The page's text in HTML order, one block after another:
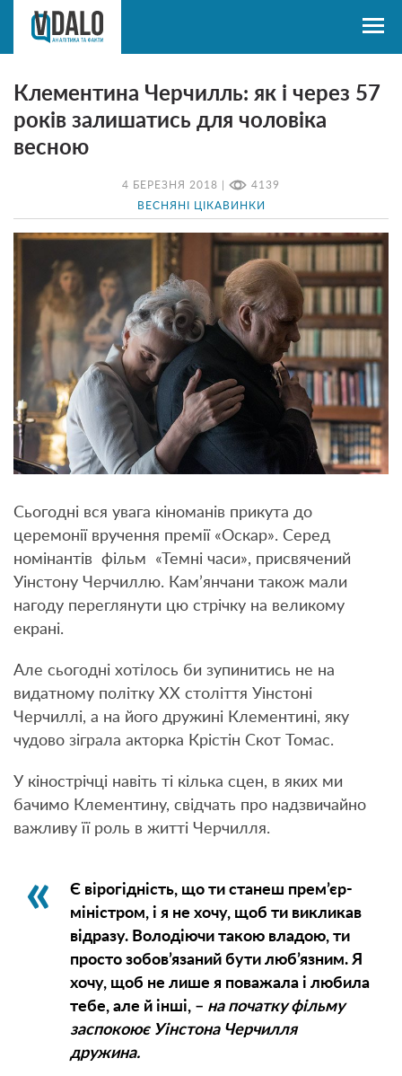
4 БЕРЕЗНЯ 2018 | 4139
ВЕСНЯНІ ЦІКАВИНКИ
Клементина Черчилль: як і через 57
років залишатись для чоловіка
весною
Сьогодні вся увага кіноманів прикута до
церемонії вручення премії «Оскар». Серед
номінантів фільм «Темні часи», присвячений
Уінстону Черчиллю. Кам’янчани також мали
нагоду переглянути цю стрічку на великому
екрані.
Але сьогодні хотілось би зупинитись не на
видатному політку ХХ століття Уінстоні
Черчиллі, а на його дружині Клементині, яку
чудово зіграла акторка Крістін Скот Томас.
У кінострічці навіть ті кілька сцен, в яких ми
бачимо Клементину, свідчать про надзвичайно
важливу її роль в житті Черчилля.
Є вірогідність, що ти станеш прем’єр-
міністром, і я не хочу, щоб ти викликав
відразу. Володіючи такою владою, ти
просто зобов’язаний бути люб’язним. Я
хочу, щоб не лише я поважала і любила
тебе, але й інші, – на початку фільму
заспокоює Уінстона Черчилля
дружина.